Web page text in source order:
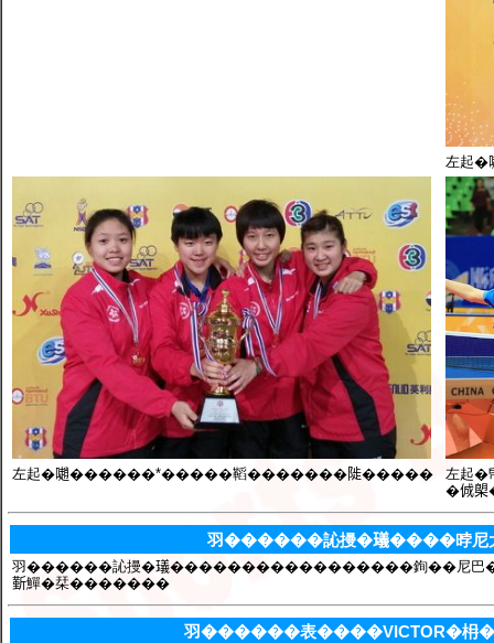
左起
左起�𡁻������*�����鞱�������𨺗�����
左起
�𠉛
羽������訫摱�𤩺����㫲
羽������訫摱�𤩺�����������������銁��尼巴
𣂼鱓�栞�������
羽������表����VICTOR�